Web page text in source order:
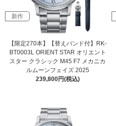
新作
【限定270本】【替えバンド付】RK-
BT0003L ORIENT STAR オリエント
スター クラシック M45 F7 メカニカ
ルムーンフェイズ 2025
239,800円(税込)